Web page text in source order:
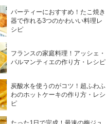
パーティーにおすすめ！たこ焼き
器で作れる3つのかわいい料理レ
シピ
フランスの家庭料理！アッシェ・
パルマンティエの作り方・レシピ
炭酸水を使うのがコツ！超ふわふ
わのホットケーキの作り方・レシ
ピ